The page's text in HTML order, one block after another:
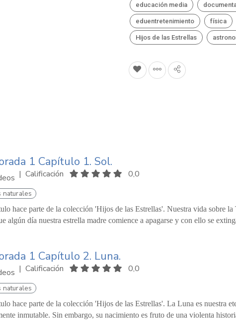
educación media
eduentretenimiento física
Hijos de las Estrellas
1 Capítulo 1. Sol.
| Calificación 0,0
naturales
hace parte de la colección 'Hijos de las Estrellas'. Nuestra vida sobre la
algún día nuestra estrella madre comience a apagarse y con ello se
1 Capítulo 2. Luna.
| Calificación 0,0
naturales
hace parte de la colección 'Hijos de las Estrellas'. La Luna es nuestra
inmutable. Sin embargo, su nacimiento es fruto de una violenta